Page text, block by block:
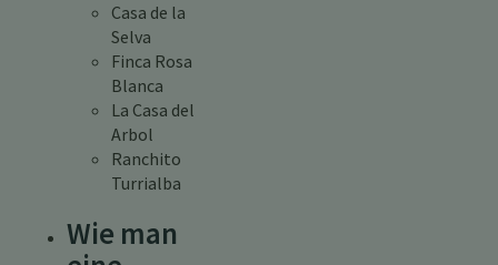
Casa de la
Selva
Finca Rosa
Blanca
La Casa del
Arbol
Ranchito
Turrialba
Wie man